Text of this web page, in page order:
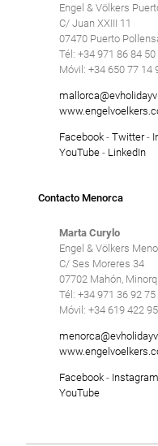
Engel & Völkers
C/ Juan XXIII 11
07470 Puerto
Tél: +34 971 86 84 50
Móvil: +34 650 77 14
Facebook- Twitter-
YouTube- LinkedIn
Contacto Menorca
Marta Curylo
Engel & Völkers
C/ Ses Moreres 34
07702 Mahón,
Tél: +34 971 36 92 75
Móvil: +34 619 422
Facebook- Instagram
YouTube